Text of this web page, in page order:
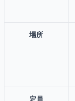
場所
定員